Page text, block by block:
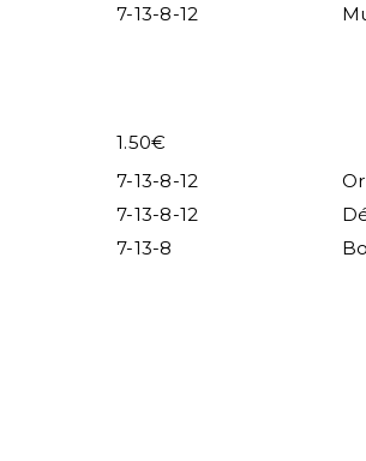
7-13-8-12
1.50€
7-13-8-12
7-13-8-12
7-13-8